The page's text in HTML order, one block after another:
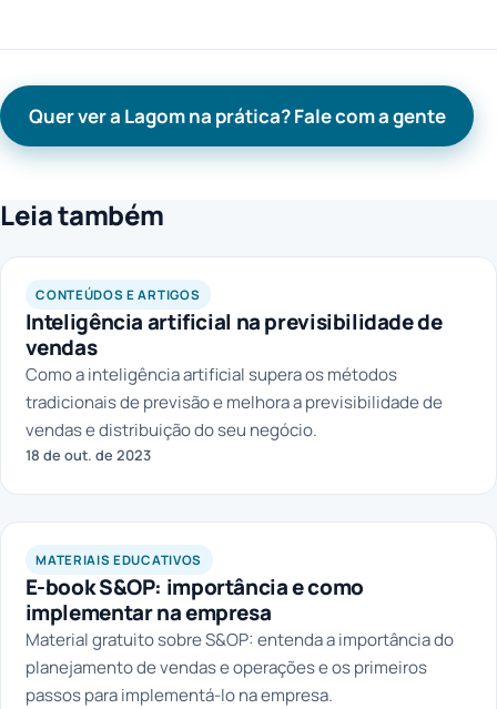
Quer ver a Lagom na prática? Fale com a gente
Leia também
CONTEÚDOS E ARTIGOS
Inteligência artificial na previsibilidade de
vendas
Como a inteligência artificial supera os métodos
tradicionais de previsão e melhora a previsibilidade de
vendas e distribuição do seu negócio.
18 de out. de 2023
MATERIAIS EDUCATIVOS
E-book S&OP: importância e como
implementar na empresa
Material gratuito sobre S&OP: entenda a importância do
planejamento de vendas e operações e os primeiros
passos para implementá-lo na empresa.